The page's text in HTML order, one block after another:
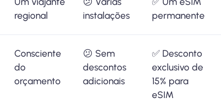
regional
instalações
permanente
Consciente
do
orçamento
😕 Sem
descontos
adicionais
✅ Desconto
exclusivo de
15% para
eSIM